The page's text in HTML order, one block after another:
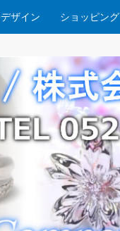
ザイン ショッピング